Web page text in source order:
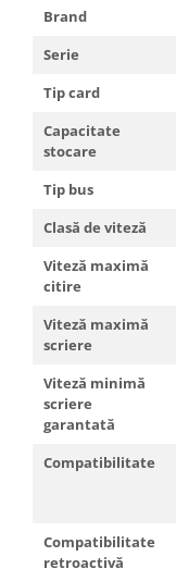
Brand
Serie
Tip card
Capacitate
stocare
Tip bus
Clasă de viteză
Viteză maximă
citire
Viteză maximă
scriere
Viteză minimă
scriere
garantată
Compatibilitate
Compatibilitate
retroactivă